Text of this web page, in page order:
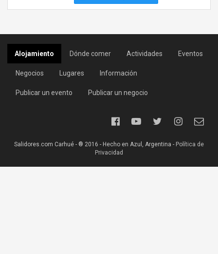
Alojamiento Dónde comer Actividades Eventos
Negocios Lugares Información
Publicar un evento Publicar un negocio
Salidores.com Carhué - ® 2016 - Hecho en Azul, Argentina - Política de
Privacidad